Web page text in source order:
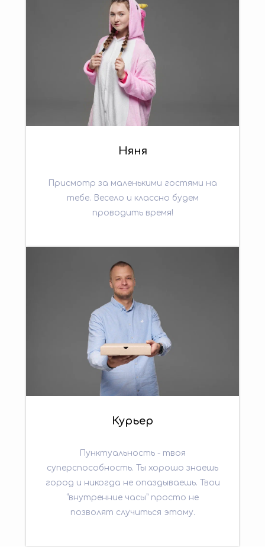
Няня
Присмотр за маленькими гостями на
тебе. Весело и классно будем
проводить время!
Курьер
Пунктуальность - твоя
суперспособность. Ты хорошо знаешь
город и никогда не опаздываешь. Твои
“внутренние часы” просто не
позволят случиться этому.